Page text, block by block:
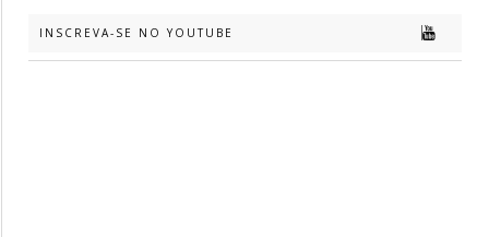
INSCREVA-SE NO YOUTUBE